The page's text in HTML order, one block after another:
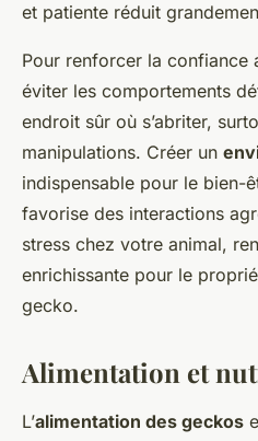
et patiente réduit
Pour renforcer la confiance
éviter les comportements
endroit sûr où s’abriter,
manipulations. Créer un
indispensable pour le bien-
favorise des interactions
stress chez votre animal,
enrichissante pour le
gecko.
Alimentation et
L’alimentation des geckos